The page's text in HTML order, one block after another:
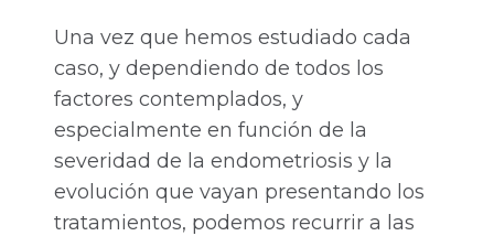
Una vez que hemos estudiado cada
caso, y dependiendo de todos los
factores contemplados, y
especialmente en función de la
severidad de la endometriosis y la
evolución que vayan presentando los
tratamientos, podemos recurrir a las